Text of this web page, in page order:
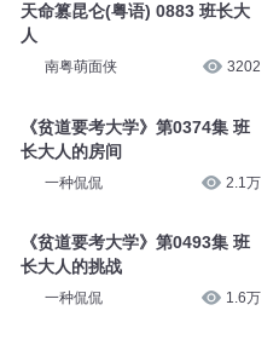
天命篡昆仑(粤语) 0883 班长大
人
南粤萌面侠 3202
《贫道要考大学》第0374集 班
长大人的房间
一种侃侃 2.1万
《贫道要考大学》第0493集 班
长大人的挑战
一种侃侃 1.6万